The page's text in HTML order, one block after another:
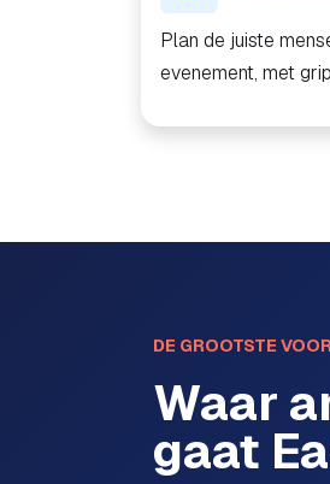
Plan de juiste
evenement, met
DE GROOTSTE
Waar
gaat